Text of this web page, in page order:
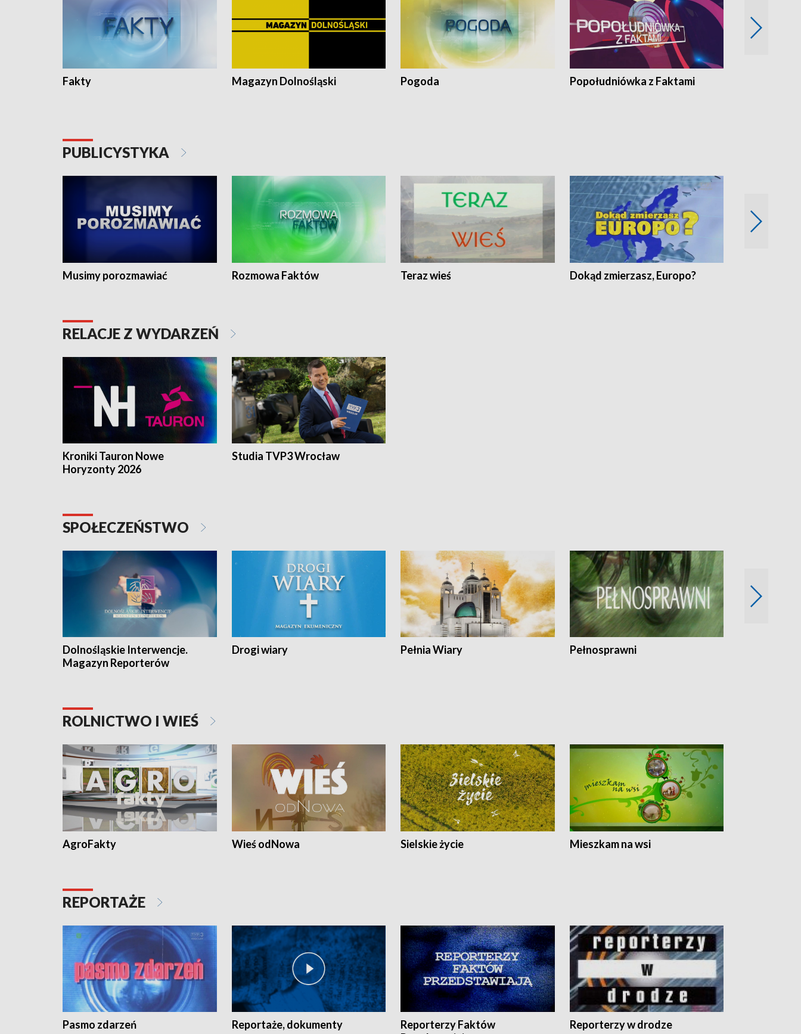
Fakty Magazyn Dolnośląski Pogoda Popołudniówka z Faktami
PUBLICYSTYKA
Musimy porozmawiać Rozmowa Faktów Teraz wieś Dokąd zmierzasz, Europo?
RELACJE Z WYDARZEŃ
Kroniki Tauron Nowe
Horyzonty 2026
Studia TVP3 Wrocław
SPOŁECZEŃSTWO
Dolnośląskie Interwencje.
Magazyn Reporterów
Drogi wiary Pełnia Wiary Pełnosprawni
ROLNICTWO I WIEŚ
AgroFakty Wieś odNowa Sielskie życie Mieszkam na wsi
REPORTAŻE
Pasmo zdarzeń Reportaże, dokumenty
Reporterzy Faktów
Reporterzy w drodze